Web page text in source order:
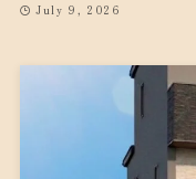
July 9, 2026